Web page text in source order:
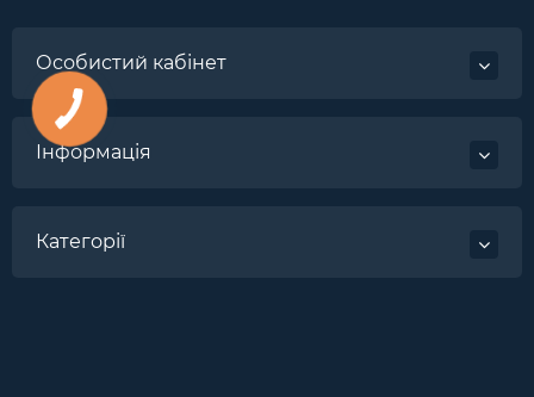
Особистий кабінет
Інформація
Категорії